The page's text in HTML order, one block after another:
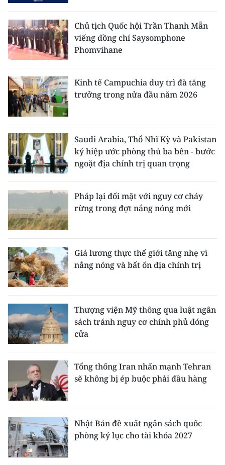
Chủ tịch Quốc hội Trần Thanh Mẫn
viếng đồng chí Saysomphone
Phomvihane
Kinh tế Campuchia duy trì đà tăng
trưởng trong nửa đầu năm 2026
Saudi Arabia, Thổ Nhĩ Kỳ và Pakistan
ký hiệp ước phòng thủ ba bên - bước
ngoặt địa chính trị quan trọng
Pháp lại đối mặt với nguy cơ cháy
rừng trong đợt nắng nóng mới
Giá lương thực thế giới tăng nhẹ vì
nắng nóng và bất ổn địa chính trị
Thượng viện Mỹ thông qua luật ngân
sách tránh nguy cơ chính phủ đóng
cửa
Tổng thống Iran nhấn mạnh Tehran
sẽ không bị ép buộc phải đầu hàng
Nhật Bản đề xuất ngân sách quốc
phòng kỷ lục cho tài khóa 2027